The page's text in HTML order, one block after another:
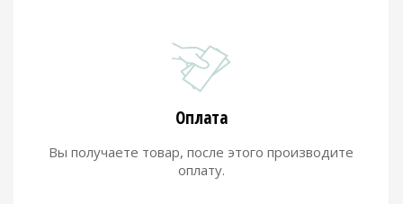
Оплата
Вы получаете товар, после этого производите
оплату.